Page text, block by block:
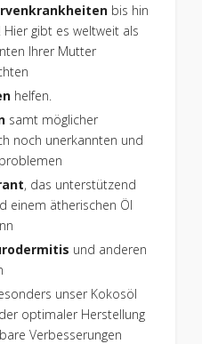
bis hin
gibt es weltweit als
Ihrer Mutter
helfen.
samt möglicher
noch unerkannten und
, das unterstützend
einem ätherischen Öl
und anderen
unser Kokosöl
optimaler Herstellung
Verbesserungen